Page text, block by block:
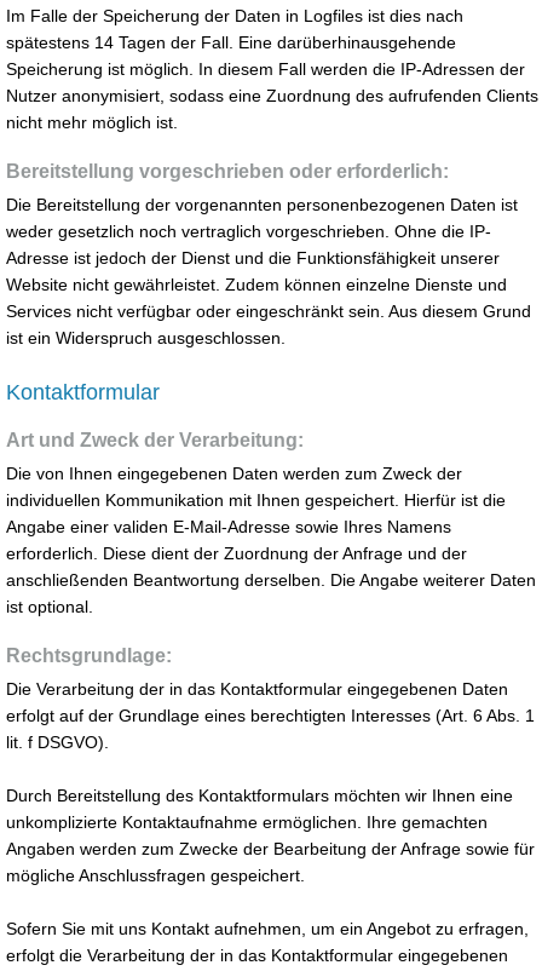
Im Falle der Speicherung der Daten in Logfiles ist dies nach
spätestens 14 Tagen der Fall. Eine darüberhinausgehende
Speicherung ist möglich. In diesem Fall werden die IP-Adressen der
Nutzer anonymisiert, sodass eine Zuordnung des aufrufenden Clients
nicht mehr möglich ist.
Bereitstellung vorgeschrieben oder erforderlich:
Die Bereitstellung der vorgenannten personenbezogenen Daten ist
weder gesetzlich noch vertraglich vorgeschrieben. Ohne die IP-
Adresse ist jedoch der Dienst und die Funktionsfähigkeit unserer
Website nicht gewährleistet. Zudem können einzelne Dienste und
Services nicht verfügbar oder eingeschränkt sein. Aus diesem Grund
ist ein Widerspruch ausgeschlossen.
Kontaktformular
Art und Zweck der Verarbeitung:
Die von Ihnen eingegebenen Daten werden zum Zweck der
individuellen Kommunikation mit Ihnen gespeichert. Hierfür ist die
Angabe einer validen E-Mail-Adresse sowie Ihres Namens
erforderlich. Diese dient der Zuordnung der Anfrage und der
anschließenden Beantwortung derselben. Die Angabe weiterer Daten
ist optional.
Rechtsgrundlage:
Die Verarbeitung der in das Kontaktformular eingegebenen Daten
erfolgt auf der Grundlage eines berechtigten Interesses (Art. 6 Abs. 1
lit. f DSGVO).
Durch Bereitstellung des Kontaktformulars möchten wir Ihnen eine
unkomplizierte Kontaktaufnahme ermöglichen. Ihre gemachten
Angaben werden zum Zwecke der Bearbeitung der Anfrage sowie für
mögliche Anschlussfragen gespeichert.
Sofern Sie mit uns Kontakt aufnehmen, um ein Angebot zu erfragen,
erfolgt die Verarbeitung der in das Kontaktformular eingegebenen